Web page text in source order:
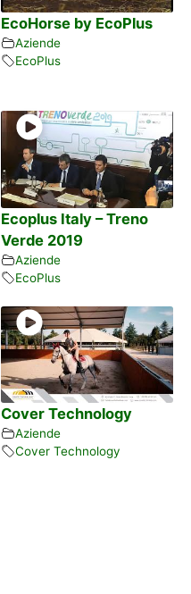
EcoHorse by EcoPlus
Aziende
EcoPlus
Ecoplus Italy – Treno
Verde 2019
Aziende
EcoPlus
Cover Technology
Aziende
Cover Technology